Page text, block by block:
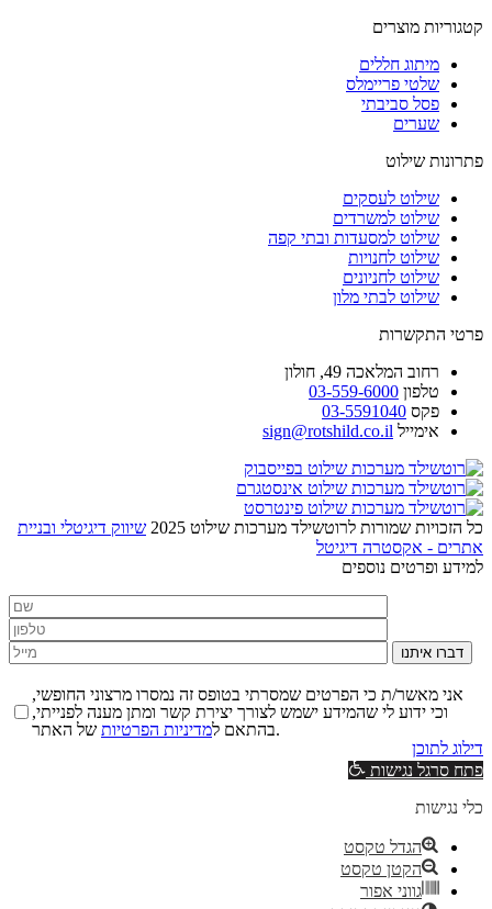
קטגוריות מוצרים
מיתוג חללים
שלטי פריימלס
פסל סביבתי
שערים
פתרונות שילוט
שילוט לעסקים
שילוט למשרדים
שילוט למסעדות ובתי קפה
שילוט לחנויות
שילוט לחניונים
שילוט לבתי מלון
פרטי התקשרות
רחוב המלאכה 49, חולון
טלפון 03-559-6000
פקס 03-5591040
אימייל sign@rotshild.co.il
כל הזכויות שמורות לרוטשילד מערכות שילוט 2025
שיווק דיגיטלי ובניית
אתרים - אקסטרה דיגיטל
למידע ופרטים נוספים
דברו איתנו
אני מאשר/ת כי הפרטים שמסרתי בטופס זה נמסרו מרצוני החופשי,
וכי ידוע לי שהמידע ישמש לצורך יצירת קשר ומתן מענה לפנייתי,
בהתאם למדיניות הפרטיות
של האתר.
דילוג לתוכן
פתח סרגל נגישות
כלי נגישות
הגדל טקסט
הקטן טקסט
גווני אפור